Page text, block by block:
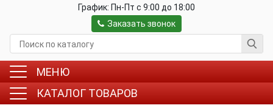
График: Пн-Пт c 9:00 до 18:00
Заказать звонок
МЕНЮ
КАТАЛОГ ТОВАРОВ